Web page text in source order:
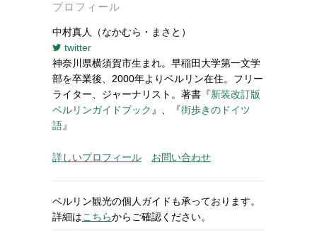
プロフィール
中村真人（なかむら・まさと）
twitter
神奈川県横須賀市生まれ。早稲田大学第一文学
部を卒業後、2000年よりベルリン在住。フリー
ライター、ジャーナリスト。著書『新装改訂版
ベルリンガイドブック』、『街歩きのドイツ
語』
詳しいプロフィール お問い合わせ
ベルリン観光の個人ガイドも承っております。
詳細はこちらからご確認ください。